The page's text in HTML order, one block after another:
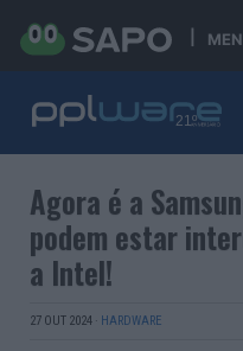
Agora é a
podem estar
a Intel!
27 OUT 2024 · HARDWARE